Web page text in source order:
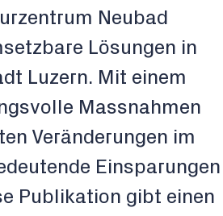
Neubad
Lösungen in
Luzern. Mit einem
Massnahmen
Veränderungen im
Einsparungen
Publikation gibt einen